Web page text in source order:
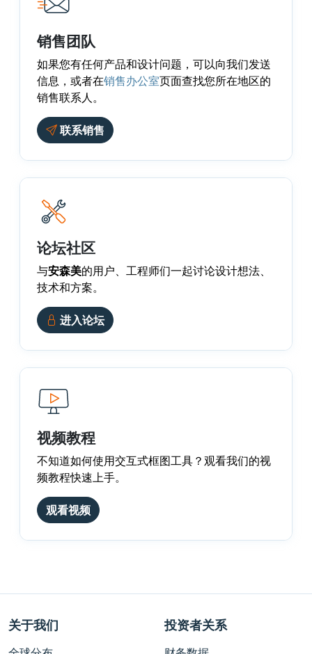
销售团队
如果您有任何产品和设计问题，可以向我们发送
信息，或者在销售办公室页面查找您所在地区的
销售联系人。
联系销售
论坛社区
与安森美的用户、工程师们一起讨论设计想法、
技术和方案。
进入论坛
视频教程
不知道如何使用交互式框图工具？观看我们的视
频教程快速上手。
观看视频
关于我们 投资者关系